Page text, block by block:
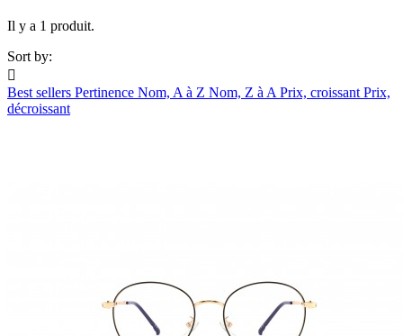
Il y a 1 produit.
Sort by:

Best sellers Pertinence Nom, A à Z Nom, Z à A Prix, croissant Prix,
décroissant